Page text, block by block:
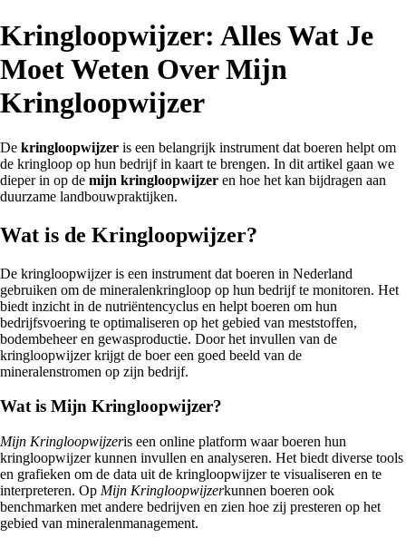
Kringloopwijzer: Alles Wat Je
Moet Weten Over Mijn
Kringloopwijzer
De kringloopwijzer is een belangrijk instrument dat boeren helpt om
de kringloop op hun bedrijf in kaart te brengen. In dit artikel gaan we
dieper in op de mijn kringloopwijzer en hoe het kan bijdragen aan
duurzame landbouwpraktijken.
Wat is de Kringloopwijzer?
De kringloopwijzer is een instrument dat boeren in Nederland
gebruiken om de mineralenkringloop op hun bedrijf te monitoren. Het
biedt inzicht in de nutriëntencyclus en helpt boeren om hun
bedrijfsvoering te optimaliseren op het gebied van meststoffen,
bodembeheer en gewasproductie. Door het invullen van de
kringloopwijzer krijgt de boer een goed beeld van de
mineralenstromen op zijn bedrijf.
Wat is Mijn Kringloopwijzer?
Mijn Kringloopwijzeris een online platform waar boeren hun
kringloopwijzer kunnen invullen en analyseren. Het biedt diverse tools
en grafieken om de data uit de kringloopwijzer te visualiseren en te
interpreteren. Op Mijn Kringloopwijzerkunnen boeren ook
benchmarken met andere bedrijven en zien hoe zij presteren op het
gebied van mineralenmanagement.